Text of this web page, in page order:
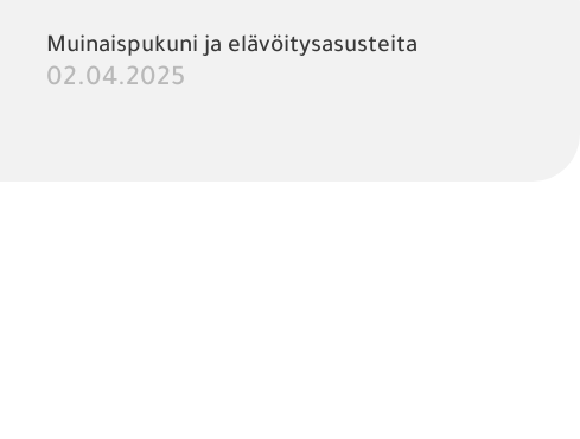
Muinaispukuni ja elävöitysasusteita
02.04.2025